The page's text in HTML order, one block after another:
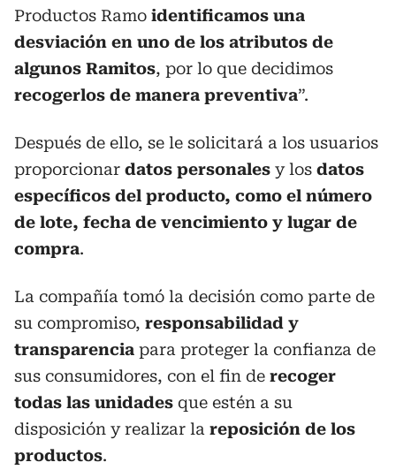
Productos Ramo identificamos una
desviación en uno de los atributos de
algunos Ramitos, por lo que decidimos
recogerlos de manera preventiva”.
Después de ello, se le solicitará a los usuarios
proporcionar datos personales y los datos
específicos del producto, como el número
de lote, fecha de vencimiento y lugar de
compra.
La compañía tomó la decisión como parte de
su compromiso, responsabilidad y
transparencia para proteger la confianza de
sus consumidores, con el fin de recoger
todas las unidades que estén a su
disposición y realizar la reposición de los
productos.